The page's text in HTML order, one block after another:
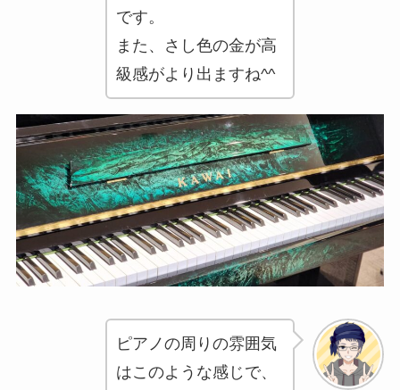
です。
また、さし色の金が高
級感がより出ますね^^
ピアノの周りの雰囲気
はこのような感じで、